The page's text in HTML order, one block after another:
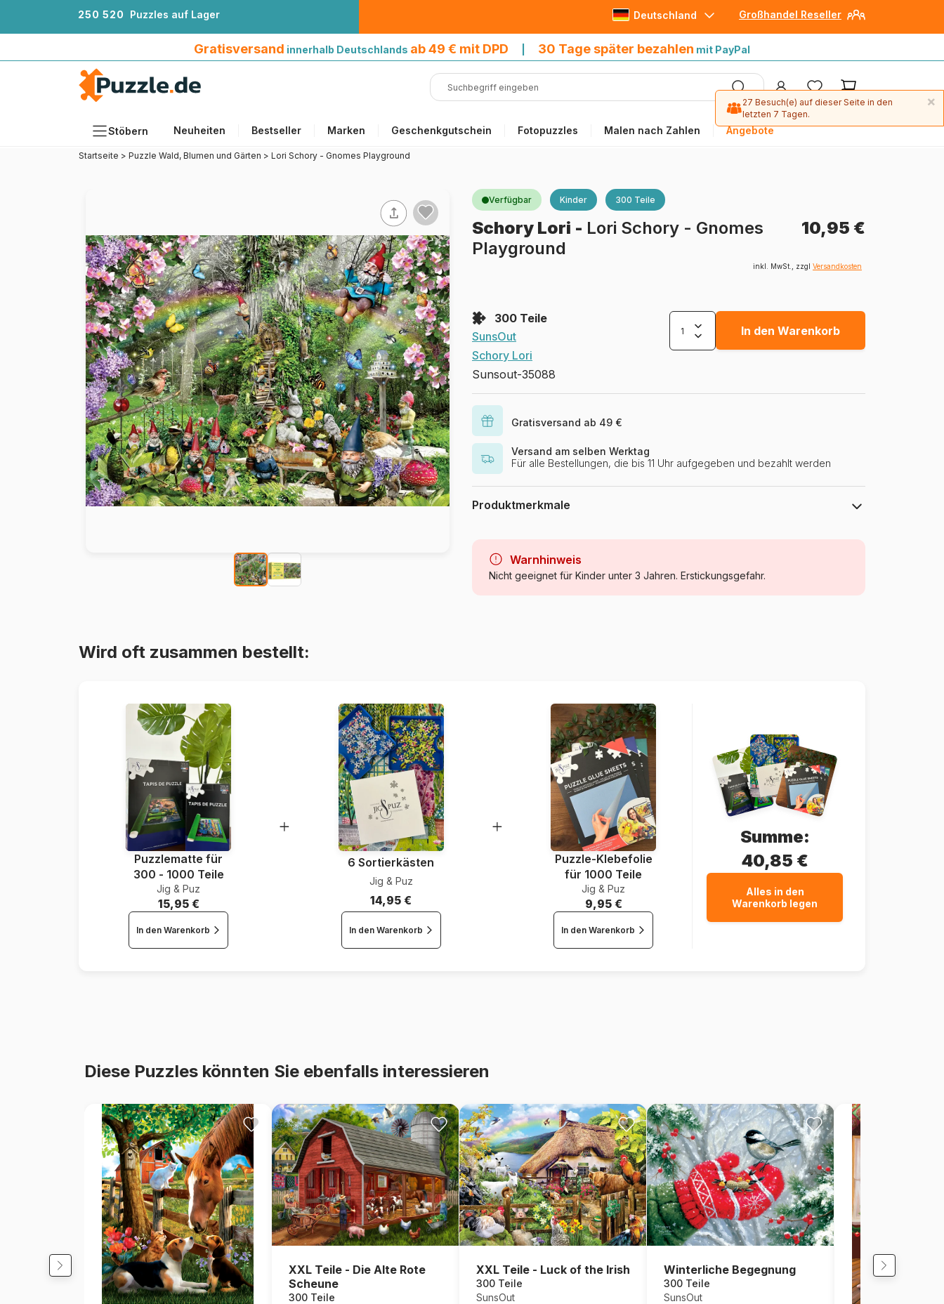
250 520 Puzzles auf Lager Großhandel Reseller
Deutschland
Gratisversand innerhalb Deutschlands ab 49 € mit DPD 30 Tage später bezahlen mit PayPal
Stöbern Neuheiten Bestseller Marken Geschenkgutschein Fotopuzzles Malen nach Zahlen Angebote
Alter
Künstlerinnen und Künstler
Zubehör
Holzpuzzles
Malen nach Zahlen
Startseite > Puzzle Wald, Blumen und Gärten > Lori Schory - Gnomes Playground
Verfügbar Kinder 300 Teile
Schory Lori - Lori Schory - Gnomes
Playground
10,95 €
inkl. MwSt., zzgl Versandkosten
300 Teile
SunsOut
Schory Lori
Sunsout-35088
In den Warenkorb
Gratisversand ab 49 €
Versand am selben Werktag
Für alle Bestellungen, die bis 11 Uhr aufgegeben und bezahlt werden
Produktmerkmale
Kategorie
Alter ab 9 Jahre (251 bis 399 Teile)
Warnhinweis
Nicht geeignet für Kinder unter 3 Jahren. Erstickungsgefahr.
Wird oft zusammen bestellt:
Puzzlematte für
300 - 1000 Teile
Jig & Puz
15,95 €
In den Warenkorb
6 Sortierkästen
Jig & Puz
14,95 €
In den Warenkorb
Puzzle-Klebefolie
für 1000 Teile
Jig & Puz
9,95 €
In den Warenkorb
Summe:
40,85 €
Alles in den
Warenkorb legen
Diese Puzzles könnten Sie ebenfalls interessieren
XXL Teile - Die Alte Rote
Scheune
300 Teile
XXL Teile - Luck of the Irish
300 Teile
SunsOut
Winterliche Begegnung
300 Teile
SunsOut
×
27 Besuch(e) auf dieser Seite in den
letzten 7 Tagen.